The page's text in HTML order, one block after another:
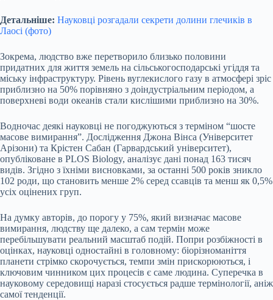
Детальніше: Науковці розгадали секрети долини глечиків в
Лаосі (фото)
Зокрема, людство вже перетворило близько половини
придатних для життя земель на сільськогосподарські угіддя та
міську інфраструктуру. Рівень вуглекислого газу в атмосфері зріс
приблизно на 50% порівняно з доіндустріальним періодом, а
поверхневі води океанів стали кислішими приблизно на 30%.
Водночас деякі науковці не погоджуються з терміном “шосте
масове вимирання”. Дослідження Джона Вінса (Університет
Арізони) та Крістен Сабан (Гарвардський університет),
опубліковане в PLOS Biology, аналізує дані понад 163 тисяч
видів. Згідно з їхніми висновками, за останні 500 років зникло
102 роди, що становить менше 2% серед ссавців та менш як 0,5%
усіх оцінених груп.
На думку авторів, до порогу у 75%, який визначає масове
вимирання, людству ще далеко, а сам термін може
перебільшувати реальний масштаб подій. Попри розбіжності в
оцінках, науковці одностайні в головному: біорізноманіття
планети стрімко скорочується, темпи змін прискорюються, і
ключовим чинником цих процесів є саме людина. Суперечка в
науковому середовищі наразі стосується радше термінології, аніж
самої тенденції.